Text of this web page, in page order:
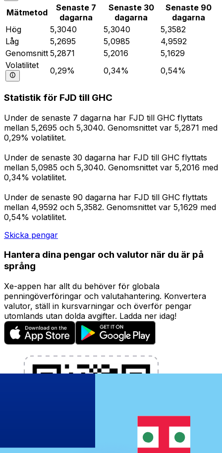
Mätmetod
Senaste 7
dagarna
Senaste 30
dagarna
Senaste 90
dagarna
Hög
5,3040 5,3040
5,3582
Låg
5,2695 5,0985
4,9592
Genomsnitt 5,2871 5,2016
5,1629
Volatilitet
0,29% 0,34% 0,54%
Statistik för FJD till GHC
Under de senaste 7 dagarna har FJD till GHC flyttats
mellan 5,2695 och 5,3040. Genomsnittet var 5,2871 med
0,29% volatilitet.
Under de senaste 30 dagarna har FJD till GHC flyttats
mellan 5,0985 och 5,3040. Genomsnittet var 5,2016 med
0,34% volatilitet.
Under de senaste 90 dagarna har FJD till GHC flyttats
mellan 4,9592 och 5,3582. Genomsnittet var 5,1629 med
0,54% volatilitet.
Skicka pengar
Hantera dina pengar och valutor när du är på
språng
Xe-appen har allt du behöver för globala
penningöverföringar och valutahantering. Konvertera
valutor, ställ in kursvarningar och överför pengar
utomlands utan dolda avgifter. Ladda ner idag!